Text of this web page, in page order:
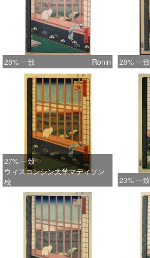
28% 一致 Ronin 28% 一致
27% 一致
ウィスコンシン大学マディソン
校
23% 一致